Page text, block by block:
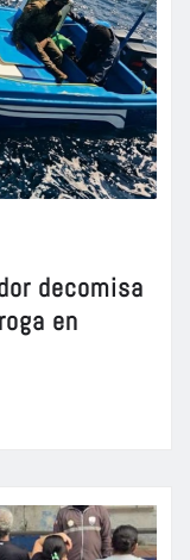
decomisa
en